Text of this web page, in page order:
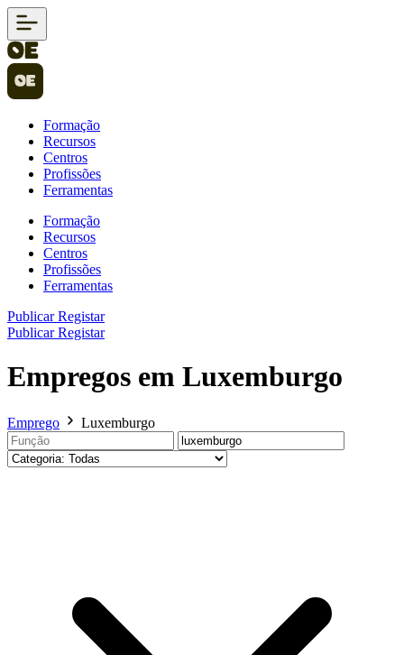
Formação
Recursos
Centros
Profissões
Ferramentas
Formação
Recursos
Centros
Profissões
Ferramentas
PublicarRegistar
PublicarRegistar
Empregos em Luxemburgo
Emprego Luxemburgo